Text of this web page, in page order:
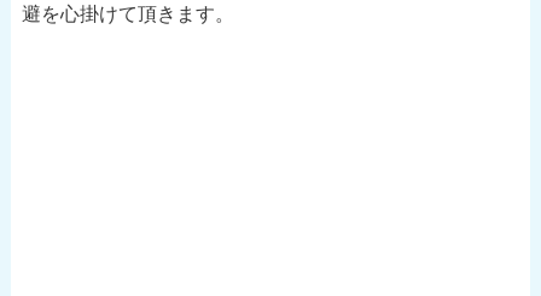
避を心掛けて頂きます。